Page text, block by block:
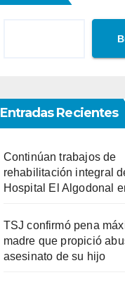
Entradas Recientes
Continúan trabajos de
rehabilitación integral
Hospital El Algodonal
TSJ confirmó pena
madre que propició
asesinato de su hijo